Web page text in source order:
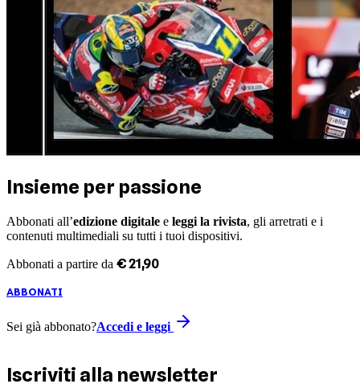
Insieme per passione
Abbonati all’edizione digitale e leggi la rivista, gli arretrati e i
contenuti multimediali su tutti i tuoi dispositivi.
Abbonati a partire da €21,90
ABBONATI
Sei già abbonato?Accedi e leggi
Iscriviti alla newsletter